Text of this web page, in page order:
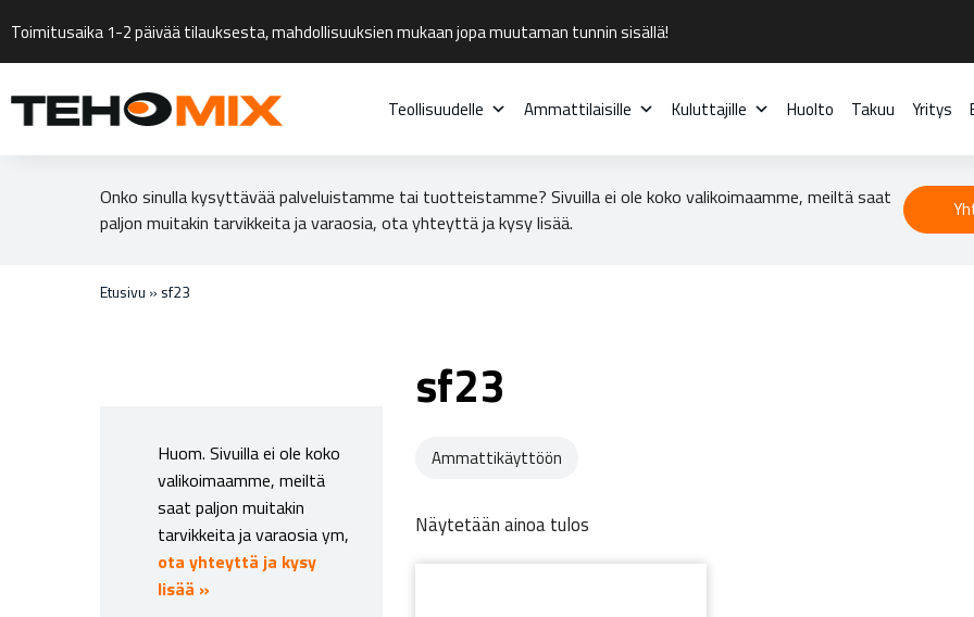
Toimitusaika 1-2 päivää tilauksesta, mahdollisuuksien mukaan jopa muutaman tunnin sisällä!
Teollisuudelle Ammattilaisille Kuluttajille Huolto Takuu Yritys
Onko sinulla kysyttävää palveluistamme tai tuotteistamme? Sivuilla ei ole koko valikoimaamme, meiltä saat
paljon muitakin tarvikkeita ja varaosia, ota yhteyttä ja kysy lisää.
Etusivu » sf23
Huom. Sivuilla ei ole koko
valikoimaamme, meiltä
saat paljon muitakin
tarvikkeita ja varaosia ym,
ota yhteyttä ja kysy
lisää »
sf23
Ammattikäyttöön
Näytetään ainoa tulos